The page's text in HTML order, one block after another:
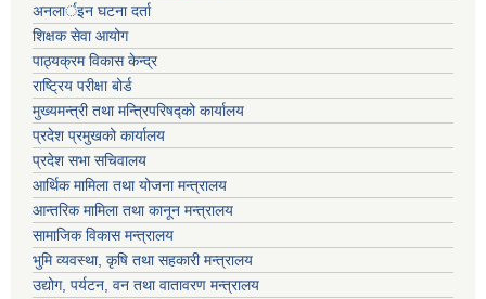
अनलार्इन घटना दर्ता
शिक्षक सेवा आयोग
पाठ्यक्रम विकास केन्द्र
राष्ट्रिय परीक्षा बोर्ड
मुख्यमन्त्री तथा मन्त्रिपरिषद्को कार्यालय
प्रदेश प्रमुखको कार्यालय
प्रदेश सभा सचिवालय
आर्थिक मामिला तथा योजना मन्त्रालय
आन्तरिक मामिला तथा कानून मन्त्रालय
सामाजिक विकास मन्त्रालय
भुमि व्यवस्था, कृषि तथा सहकारी मन्त्रालय
उद्योग, पर्यटन, वन तथा वातावरण मन्त्रालय